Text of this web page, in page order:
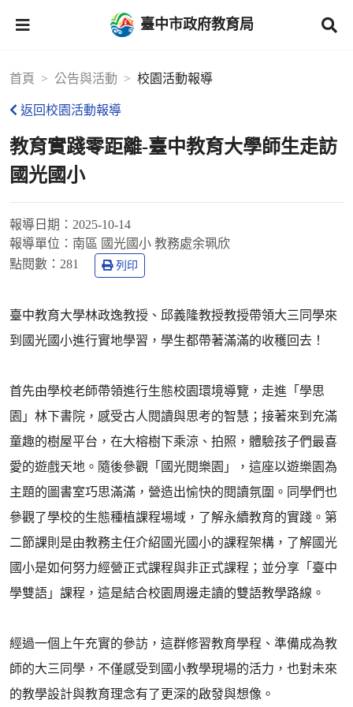
臺中市政府教育局
首頁 公告與活動 校園活動報導
返回校園活動報導
教育實踐零距離-臺中教育大學師生走訪
國光國小
報導日期： 2025-10-14
報導單位： 南區 國光國小 教務處余珮欣
點閱數： 281 列印
臺中教育大學林政逸教授、邱義隆教授教授帶領大三同學來
到國光國小進行實地學習，學生都帶著滿滿的收穫回去！
首先由學校老師帶領進行生態校園環境導覽，走進「學思
園」林下書院，感受古人閱讀與思考的智慧；接著來到充滿
童趣的樹屋平台，在大榕樹下乘涼、拍照，體驗孩子們最喜
愛的遊戲天地。隨後參觀「國光閱樂園」，這座以遊樂園為
主題的圖書室巧思滿滿，營造出愉快的閱讀氛圍。同學們也
參觀了學校的生態種植課程場域，了解永續教育的實踐。第
二節課則是由教務主任介紹國光國小的課程架構，了解國光
國小是如何努力經營正式課程與非正式課程；並分享「臺中
學雙語」課程，這是結合校園周邊走讀的雙語教學路線。
經過一個上午充實的參訪，這群修習教育學程、準備成為教
師的大三同學，不僅感受到國小教學現場的活力，也對未來
的教學設計與教育理念有了更深的啟發與想像。